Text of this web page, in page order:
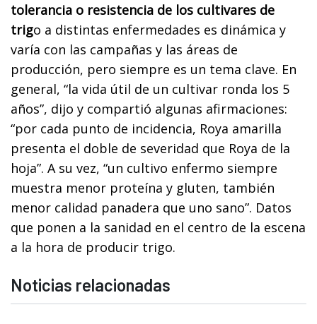
tolerancia o resistencia de los cultivares de
trigo a distintas enfermedades es dinámica y
varía con las campañas y las áreas de
producción, pero siempre es un tema clave. En
general, “la vida útil de un cultivar ronda los 5
años”, dijo y compartió algunas afirmaciones:
“por cada punto de incidencia, Roya amarilla
presenta el doble de severidad que Roya de la
hoja”. A su vez, “un cultivo enfermo siempre
muestra menor proteína y gluten, también
menor calidad panadera que uno sano”. Datos
que ponen a la sanidad en el centro de la escena
a la hora de producir trigo.
Noticias relacionadas